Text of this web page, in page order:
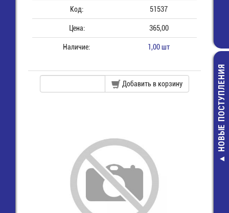
Вилка RJ-
круглого
кабеля (TPR-
НОВЫЕ ПОСТУПЛЕНИЯ
Код: 51537
Цена: 365,00
Наличие: 1,00 шт
Добавить в корзину